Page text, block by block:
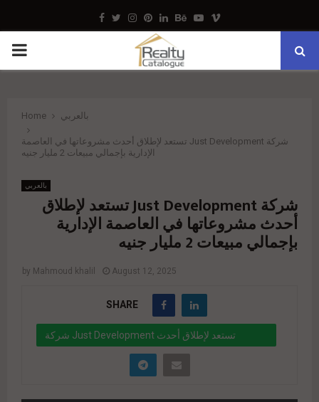
Facebook
TwitterInstagram
Pinterest
LinkedinBehance
Youtube
Vimeo
PRIMARY
Home بالعربي
شركة Just Development تستعد لإطلاق أحدث مشروعاتها في العاصمة
الإدارية بإجمالي مبيعات 2 مليار جنيه
بالعربي
شركة Just Development تستعد لإطلاق
أحدث مشروعاتها في العاصمة الإدارية
بإجمالي مبيعات 2 مليار جنيه
by Mahmoud khalil August 12, 2025
SHARE
شركة Just Development تستعد لإطلاق أحدث